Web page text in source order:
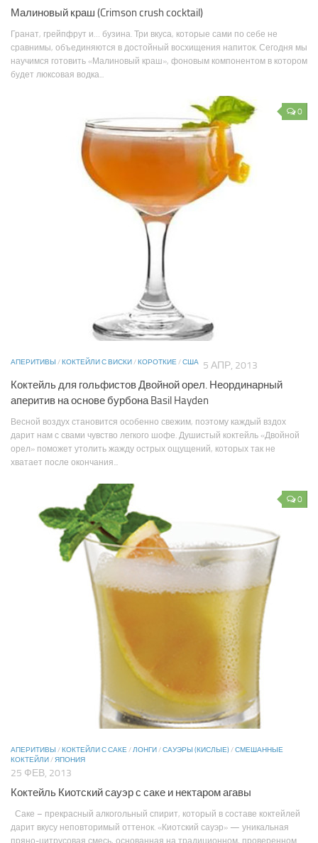
Малиновый краш (Crimson crush cocktail)
Гранат, грейпфрут и… бузина. Три вкуса, которые сами по себе не
сравнимы, объединяются в достойный восхищения напиток. Сегодня мы
научимся готовить «Малиновый краш», фоновым компонентом в котором
будет люксовая водка...
0
АПЕРИТИВЫ /КОКТЕЙЛИ С ВИСКИ/КОРОТКИЕ/США 5 АПР, 2013
Коктейль для гольфистов Двойной орел. Неординарный
аперитив на основе бурбона Basil Hayden
Весной воздух становится особенно свежим, поэтому каждый вздох
дарит нам с свами чувство легкого шофе. Душистый коктейль «Двойной
орел» поможет утолить жажду острых ощущений, которых так не
хватает после окончания...
0
АПЕРИТИВЫ /КОКТЕЙЛИ С САКЕ/ЛОНГИ/САУЭРЫ (КИСЛЫЕ) /СМЕШАННЫЕ
КОКТЕЙЛИ/ЯПОНИЯ
25 ФЕВ, 2013
Коктейль Киотский сауэр с саке и нектаром агавы
Саке – прекрасный алкогольный спирит, который в составе коктейлей
дарит вкусу неповторимый оттенок. «Киотский сауэр» — уникальная
пряно-цитрусовая смесь, основанная на традиционном, проверенном